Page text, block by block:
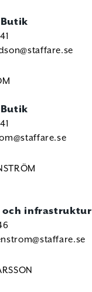
och infrastruktur